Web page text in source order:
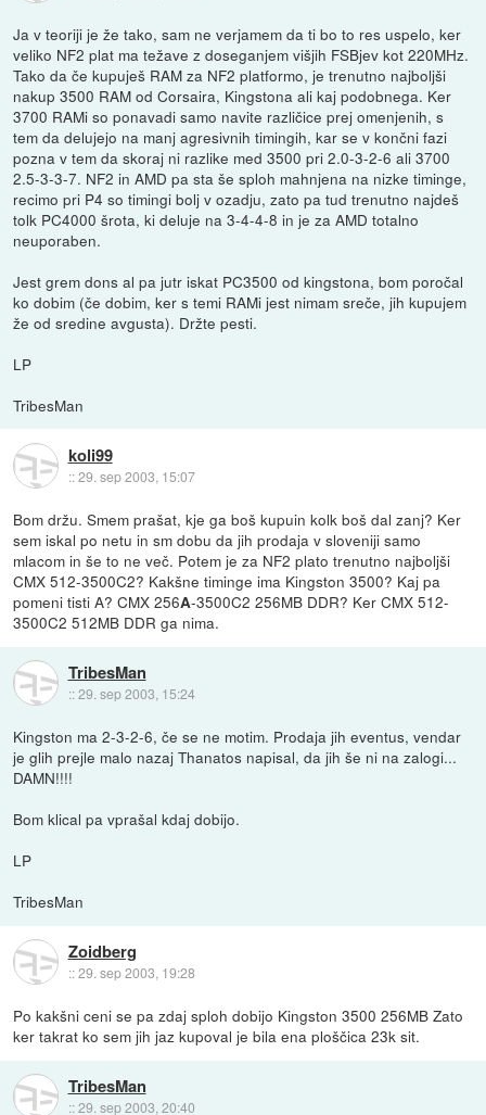
Ja v teoriji je že tako, sam ne verjamem da ti bo to res uspelo, ker
veliko NF2 plat ma težave z doseganjem višjih FSBjev kot 220MHz.
Tako da če kupuješ RAM za NF2 platformo, je trenutno najboljši
nakup 3500 RAM od Corsaira, Kingstona ali kaj podobnega. Ker
3700 RAMi so ponavadi samo navite različice prej omenjenih, s
tem da delujejo na manj agresivnih timingih, kar se v končni fazi
pozna v tem da skoraj ni razlike med 3500 pri 2.0-3-2-6 ali 3700
2.5-3-3-7. NF2 in AMD pa sta še sploh mahnjena na nizke timinge,
recimo pri P4 so timingi bolj v ozadju, zato pa tud trenutno najdeš
tolk PC4000 šrota, ki deluje na 3-4-4-8 in je za AMD totalno
neuporaben.
Jest grem dons al pa jutr iskat PC3500 od kingstona, bom poročal
ko dobim (če dobim, ker s temi RAMi jest nimam sreče, jih kupujem
že od sredine avgusta). Držte pesti.
LP
TribesMan
koli99
::29. sep 2003, 15:07
Bom držu. Smem prašat, kje ga boš kupuin kolk boš dal zanj? Ker
sem iskal po netu in sm dobu da jih prodaja v sloveniji samo
mlacom in še to ne več. Potem je za NF2 plato trenutno najboljši
CMX 512-3500C2? Kakšne timinge ima Kingston 3500? Kaj pa
pomeni tisti A? CMX 256A-3500C2 256MB DDR? Ker CMX 512-
3500C2 512MB DDR ga nima.
TribesMan
::29. sep 2003, 15:24
Kingston ma 2-3-2-6, če se ne motim. Prodaja jih eventus, vendar
je glih prejle malo nazaj Thanatos napisal, da jih še ni na zalogi...
DAMN!!!!
Bom klical pa vprašal kdaj dobijo.
LP
TribesMan
Zoidberg
::29. sep 2003, 19:28
Po kakšni ceni se pa zdaj sploh dobijo Kingston 3500 256MB Zato
ker takrat ko sem jih jaz kupoval je bila ena ploščica 23k sit.
TribesMan
::29. sep 2003, 20:40